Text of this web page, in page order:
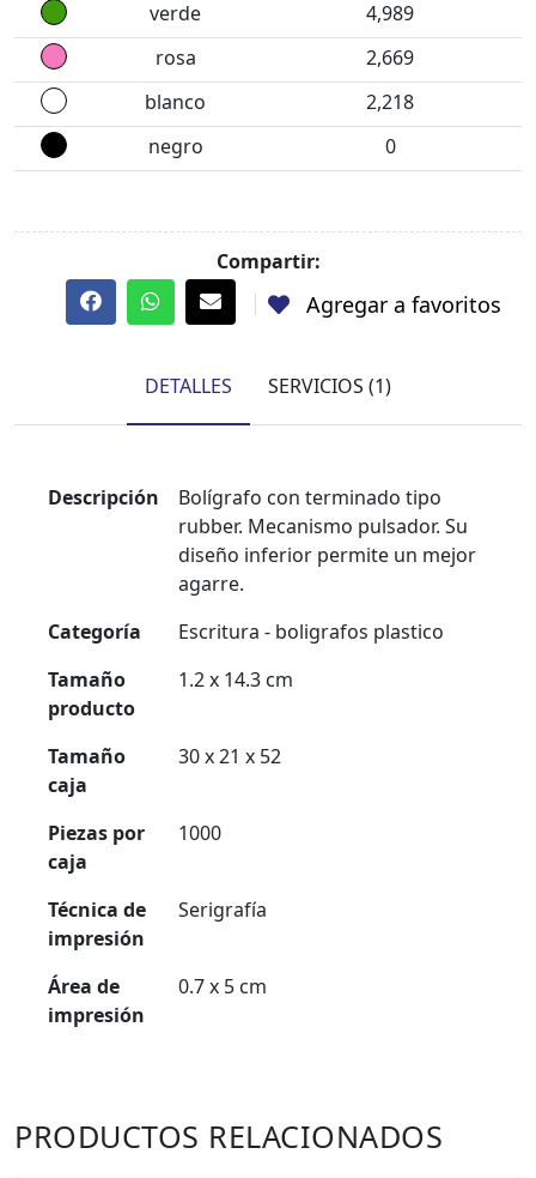
verde
4,989
rosa
2,669
blanco
2,218
negro
0
Compartir:
Agregar a favoritos
DETALLES SERVICIOS (1)
Descripción
Bolígrafo con terminado tipo
rubber. Mecanismo pulsador. Su
diseño inferior permite un mejor
agarre.
Categoría
Escritura - boligrafos plastico
Tamaño
producto
1.2 x 14.3 cm
Tamaño
caja
30 x 21 x 52
Piezas por
caja
1000
Técnica de
impresión
Serigrafía
Área de
impresión
0.7 x 5 cm
PRODUCTOS RELACIONADOS